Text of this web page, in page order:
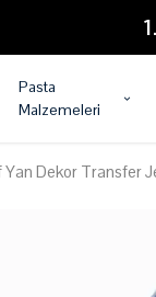
Pasta
Malzemeleri
Yan Dekor Transfer